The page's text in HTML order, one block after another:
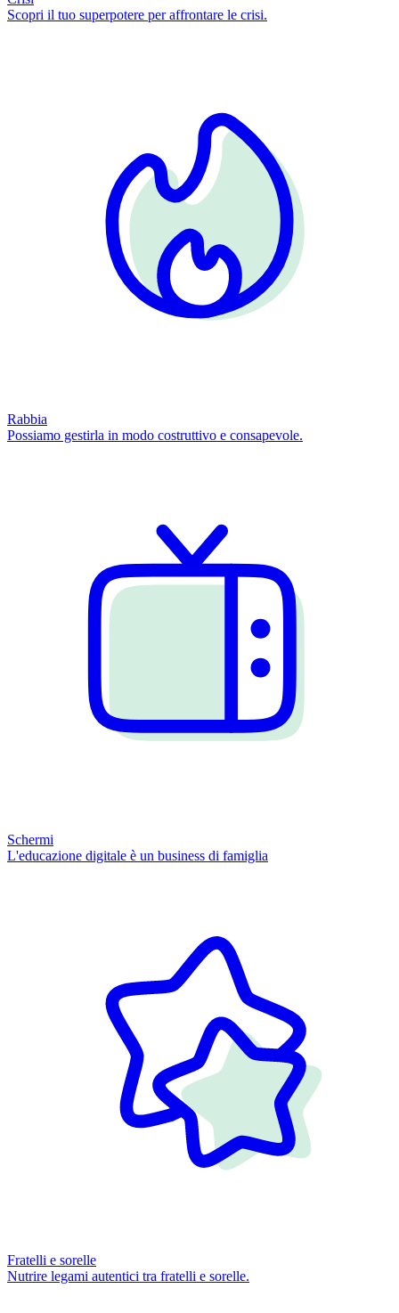
Scopri il tuo superpotere per affrontare le crisi.
Rabbia
Possiamo gestirla in modo costruttivo e consapevole.
Schermi
L'educazione digitale è un business di famiglia
Fratelli e sorelle
Nutrire legami autentici tra fratelli e sorelle.